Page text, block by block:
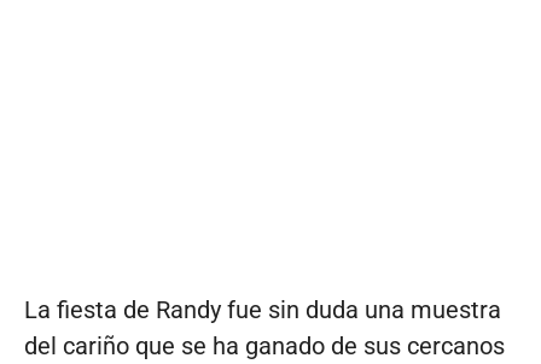
La fiesta de Randy fue sin duda una muestra
del cariño que se ha ganado de sus cercanos